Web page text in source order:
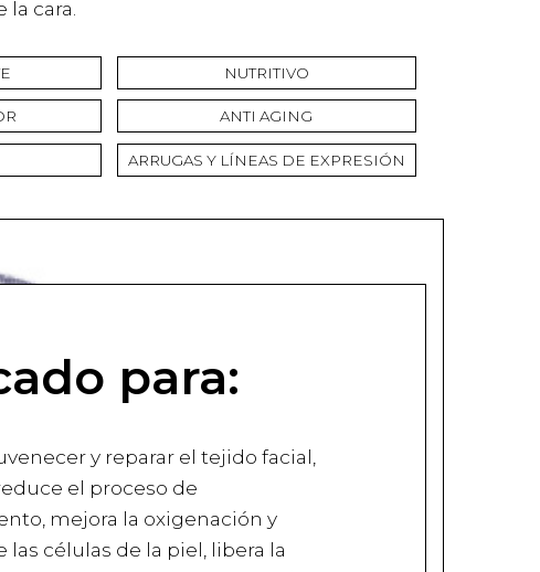
cara.
NUTRITIVO
ANTI AGING
ARRUGAS Y LÍNEAS DE EXPRESIÓN
para:
y reparar el tejido facial,
el proceso de
mejora la oxigenación y
las células de la piel, libera la